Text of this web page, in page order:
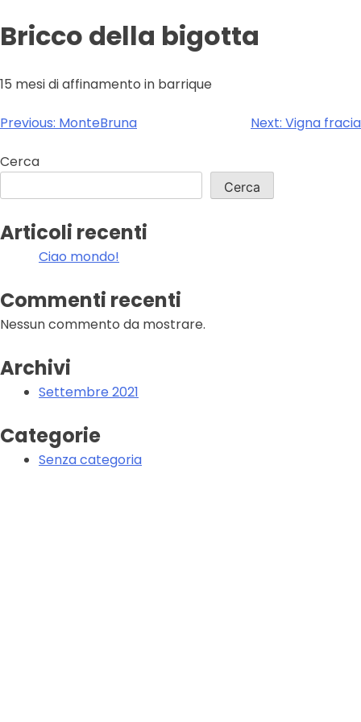
Bricco della bigotta
15 mesi di affinamento in barrique
Navigazione
articoli
Previous: MonteBruna Next: Vigna fracia
Cerca
Cerca
Articoli recenti
Ciao mondo!
Commenti recenti
Nessun commento da mostrare.
Archivi
Settembre 2021
Categorie
Senza categoria